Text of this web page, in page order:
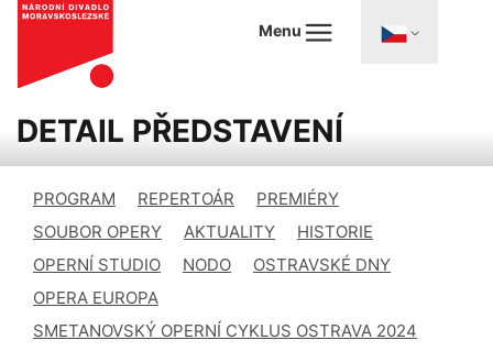
Menu
DETAIL PŘEDSTAVENÍ
PROGRAM REPERTOÁR
PREMIÉRY
SOUBOR OPERY
AKTUALITY
HISTORIE
OPERNÍ STUDIO
NODO
OSTRAVSKÉ DNY
OPERA EUROPA
SMETANOVSKÝ OPERNÍ CYKLUS OSTRAVA 2024